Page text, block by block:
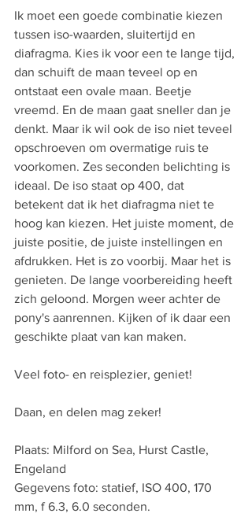
Ik moet een goede combinatie kiezen
tussen iso-waarden, sluitertijd en
diafragma. Kies ik voor een te lange tijd,
dan schuift de maan teveel op en
ontstaat een ovale maan. Beetje
vreemd. En de maan gaat sneller dan je
denkt. Maar ik wil ook de iso niet teveel
opschroeven om overmatige ruis te
voorkomen. Zes seconden belichting is
ideaal. De iso staat op 400, dat
betekent dat ik het diafragma niet te
hoog kan kiezen. Het juiste moment, de
juiste positie, de juiste instellingen en
afdrukken. Het is zo voorbij. Maar het is
genieten. De lange voorbereiding heeft
zich geloond. Morgen weer achter de
pony's aanrennen. Kijken of ik daar een
geschikte plaat van kan maken.
Veel foto- en reisplezier, geniet!
Daan, en delen mag zeker!
Plaats: Milford on Sea, Hurst Castle,
Engeland
Gegevens foto: statief, ISO 400, 170
mm, f 6.3, 6.0 seconden.